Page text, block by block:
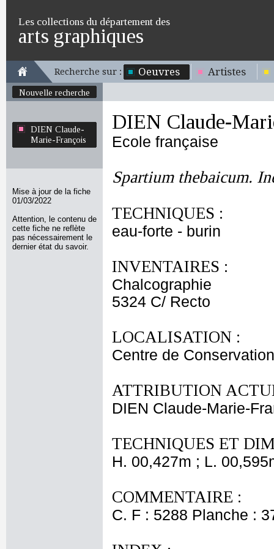
Les collections du département des
arts graphiques
Recherche sur : Oeuvres Artistes
Nouvelle recherche
DIEN Claude-
Marie-François
Mise à jour de la fiche
01/03/2022
Attention, le contenu de
cette fiche ne reflète
pas nécessairement le
dernier état du savoir.
DIEN Claude-
Ecole française
Spartium thebaicum.
TECHNIQUES :
eau-forte - burin
INVENTAIRES :
Chalcographie
5324 C/ Recto
LOCALISATION :
Centre de
ATTRIBUTION
DIEN Claude-Marie-
TECHNIQUES ET
H. 00,427m ; L.
COMMENTAIRE :
C. F : 5288 Planche :